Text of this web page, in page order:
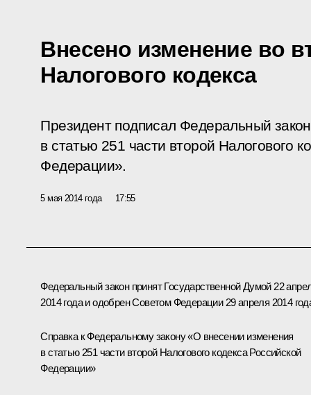
Внесено изменение во
Налогового кодекса
Президент подписал Федеральный
в статью 251 части второй Налогового
Федерации».
5 мая 2014 года 17:55
Федеральный закон принят Государственной Думой 22
2014 года и одобрен Советом Федерации 29 апреля 2014
Справка к Федеральному закону «О внесении изменения
в статью 251 части второй Налогового кодекса Российской
Федерации»